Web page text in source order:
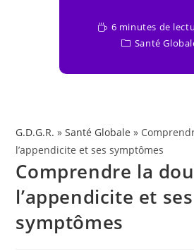
6 minutes de
Santé
G.D.G.R. »Santé Globale »
l’appendicite et ses symptômes
Comprendre la
l’appendicite et ses
symptômes